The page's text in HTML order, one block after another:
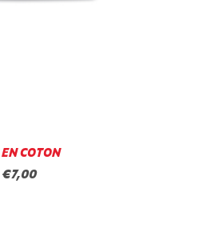
COTON
€7,00